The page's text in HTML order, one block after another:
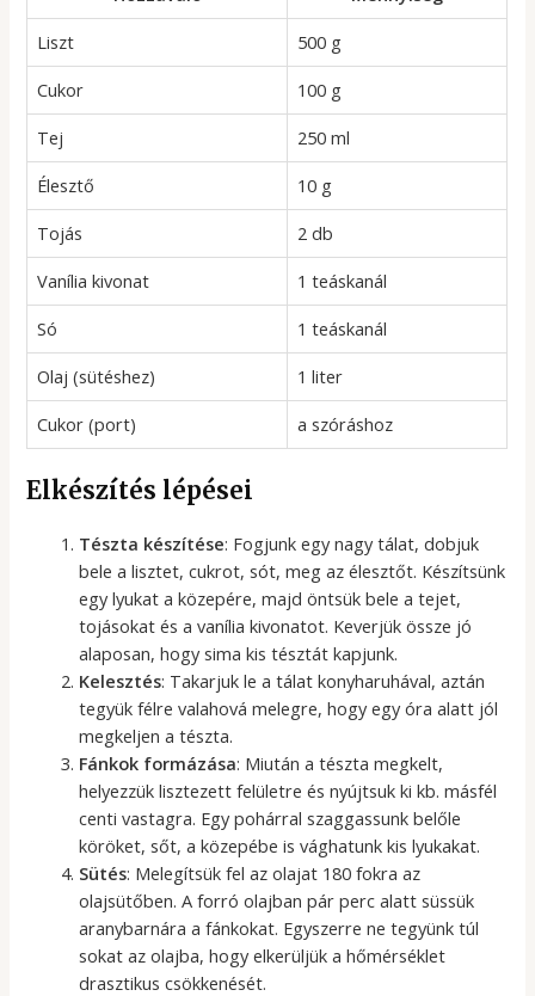
Liszt
500 g
Cukor
100 g
Tej
250 ml
Élesztő
10 g
Tojás
2 db
Vanília kivonat
1 teáskanál
Só
1 teáskanál
Olaj (sütéshez)
1 liter
Cukor (port)
a szóráshoz
Elkészítés lépései
Tészta készítése: Fogjunk egy nagy tálat, dobjuk
bele a lisztet, cukrot, sót, meg az élesztőt. Készítsünk
egy lyukat a közepére, majd öntsük bele a tejet,
tojásokat és a vanília kivonatot. Keverjük össze jó
alaposan, hogy sima kis tésztát kapjunk.
Kelesztés: Takarjuk le a tálat konyharuhával, aztán
tegyük félre valahová melegre, hogy egy óra alatt jól
megkeljen a tészta.
Fánkok formázása: Miután a tészta megkelt,
helyezzük lisztezett felületre és nyújtsuk ki kb. másfél
centi vastagra. Egy pohárral szaggassunk belőle
köröket, sőt, a közepébe is vághatunk kis lyukakat.
Sütés: Melegítsük fel az olajat 180 fokra az
olajsütőben. A forró olajban pár perc alatt süssük
aranybarnára a fánkokat. Egyszerre ne tegyünk túl
sokat az olajba, hogy elkerüljük a hőmérséklet
drasztikus csökkenését.